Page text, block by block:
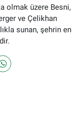
olmak üzere Besni,
ve Çelikhan
sunan, şehrin en